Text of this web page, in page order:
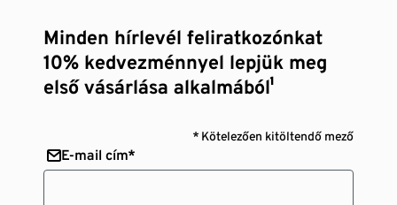
Minden hírlevél feliratkozónkat
10% kedvezménnyel lepjük meg
első vásárlása alkalmából¹
* Kötelezően kitöltendő mező
E-mail cím*